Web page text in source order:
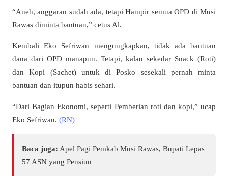
“Aneh, anggaran sudah ada, tetapi Hampir semua OPD di Musi
Rawas diminta bantuan,” cetus Al.
Kembali Eko Sefriwan mengungkapkan, tidak ada bantuan
dana dari OPD manapun. Tetapi, kalau sekedar Snack (Roti)
dan Kopi (Sachet) untuk di Posko sesekali pernah minta
bantuan dan itupun habis sehari.
“Dari Bagian Ekonomi, seperti Pemberian roti dan kopi,” ucap
Eko Sefriwan. (RN)
Baca juga: Apel Pagi Pemkab Musi Rawas, Bupati Lepas
57 ASN yang Pensiun